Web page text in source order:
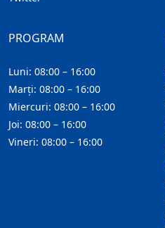
PROGRAM
Luni: 08:00 – 16:00
Marți: 08:00 – 16:00
Miercuri: 08:00 – 16:00
Joi: 08:00 – 16:00
Vineri: 08:00 – 16:00